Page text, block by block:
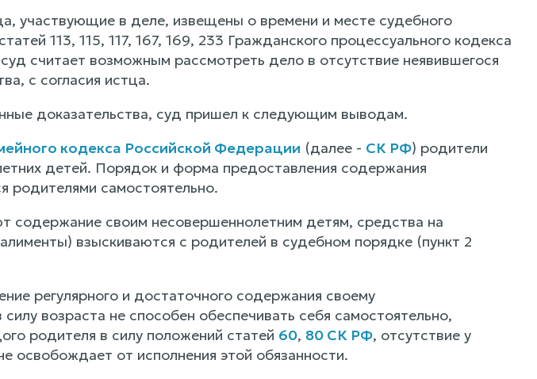
участвующие в деле, извещены о времени и месте судебного
113, 115, 117, 167, 169, 233 Гражданского процессуального кодекса
считает возможным рассмотреть дело в отсутствие неявившегося
с согласия истца.
доказательства, суд пришел к следующим выводам.
кодекса Российской Федерации (далее - СК РФ) родители
детей. Порядок и форма предоставления содержания
родителями самостоятельно.
содержание своим несовершеннолетним детям, средства на
взыскиваются с родителей в судебном порядке (пункт 2
регулярного и достаточного содержания своему
возраста не способен обеспечивать себя самостоятельно,
родителя в силу положений статей 60, 80 СК РФ, отсутствие у
освобождает от исполнения этой обязанности.